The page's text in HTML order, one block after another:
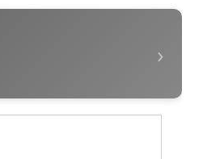
›